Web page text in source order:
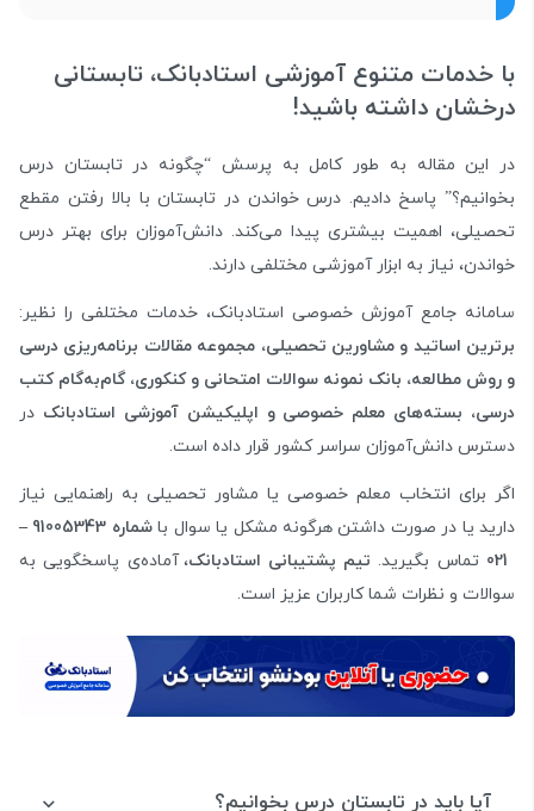
با خدمات متنوع آموزشی استادبانک، تابستانی
درخشان داشته باشید!
در این مقاله به طور کامل به پرسش “چگونه در تابستان درس
بخوانیم؟” پاسخ دادیم. درس خواندن در تابستان با بالا رفتن مقطع
تحصیلی، اهمیت بیشتری پیدا می‌کند. دانش‌آموزان برای بهتر درس
خواندن، نیاز به ابزار آموزشی مختلفی دارند.
سامانه جامع آموزش خصوصی استادبانک، خدمات مختلفی را نظیر:
برترین اساتید و مشاورین تحصیلی، مجموعه مقالات برنامه‌ریزی درسی
و روش مطالعه، بانک نمونه سوالات امتحانی و کنکوری، گام‌به‌گام کتب
درسی، بسته‌های معلم خصوصی و اپلیکیشن آموزشی استادبانک در
دسترس دانش‌آموزان سراسر کشور قرار داده است.
اگر برای انتخاب معلم خصوصی یا مشاور تحصیلی به راهنمایی نیاز
دارید یا در صورت داشتن هرگونه مشکل یا سوال باشماره 91005343
–
تماس بگیرید. تیم پشتیبانی استادبانک، آماده‌ی پاسخگویی به
سوالات و نظرات شما کاربران عزیز است.
آیا باید در تابستان درس بخوانیم؟